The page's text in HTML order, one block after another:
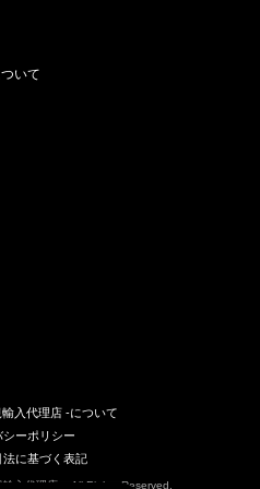
いて
入代理店 -について
シーポリシー
法に基づく表記
入代理店 -. All Rights Reserved.